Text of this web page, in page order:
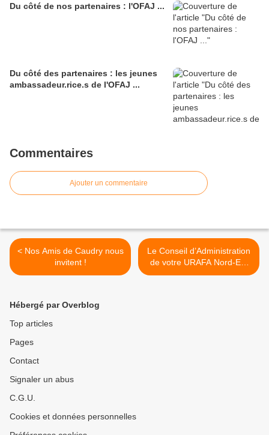
Du côté de nos partenaires : l'OFAJ ...
Du côté des partenaires : les jeunes
ambassadeur.rice.s de l'OFAJ ...
Commentaires
Ajouter un commentaire
< Nos Amis de Caudry nous
invitent !
Le Conseil d’Administration
de votre URAFA Nord-Est
pour l’Europe >
Hébergé par Overblog
Top articles
Pages
Contact
Signaler un abus
C.G.U.
Cookies et données personnelles